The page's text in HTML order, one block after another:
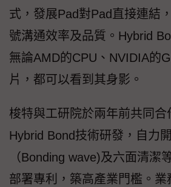
式，發展Pad對Pad直接連結
號溝通效率及品質。Hybrid
無論AMD的CPU、NVIDIA的
片，都可以看到其身影。
梭特與工研院於兩年前共同合
Hybrid Bond技術研發，自力
（Bonding wave)及六面清潔
部署專利，築高產業門檻。業